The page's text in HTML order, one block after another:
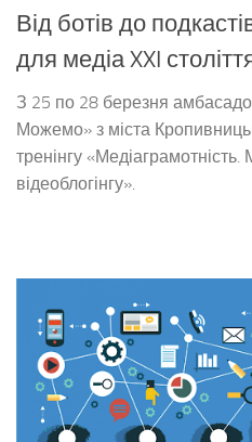
Від ботів до
для медіа XXI
З 25 по 28 березня
Можемо» з міста
тренінгу
відеоблогінгу».